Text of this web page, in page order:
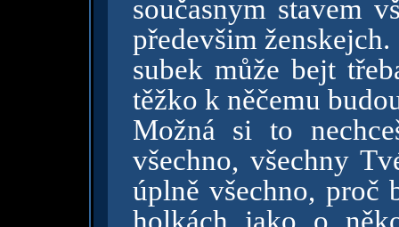
současnym stavem
předevšim ženskejch.
subek může bejt
těžko k něčemu
Možná si to
všechno, všechny
úplně všechno,